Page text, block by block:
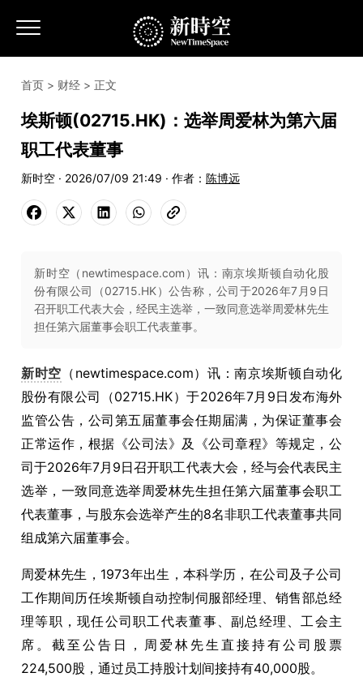
首页 > 财经 > 正文
埃斯顿(02715.HK)：选举周爱林为第六届
职工代表董事
新时空 · 2026/07/09 21:49 · 作者： 陈博远
新时空（newtimespace.com）讯：南京埃斯顿自动化股
份有限公司（02715.HK）公告称，公司于2026年7月9日
召开职工代表大会，经民主选举，一致同意选举周爱林先生
担任第六届董事会职工代表董事。
新时空 （newtimespace.com）讯：南京埃斯顿自动化
股份有限公司（02715.HK）于2026年7月9日发布海外
监管公告，公司第五届董事会任期届满，为保证董事会
正常运作，根据《公司法》及《公司章程》等规定，公
司于2026年7月9日召开职工代表大会，经与会代表民主
选举，一致同意选举周爱林先生担任第六届董事会职工
代表董事，与股东会选举产生的8名非职工代表董事共同
组成第六届董事会。
周爱林先生，1973年出生，本科学历，在公司及子公司
工作期间历任埃斯顿自动控制伺服部经理、销售部总经
理等职，现任公司职工代表董事、副总经理、工会主
席。截至公告日，周爱林先生直接持有公司股票
224,500股，通过员工持股计划间接持有40,000股。